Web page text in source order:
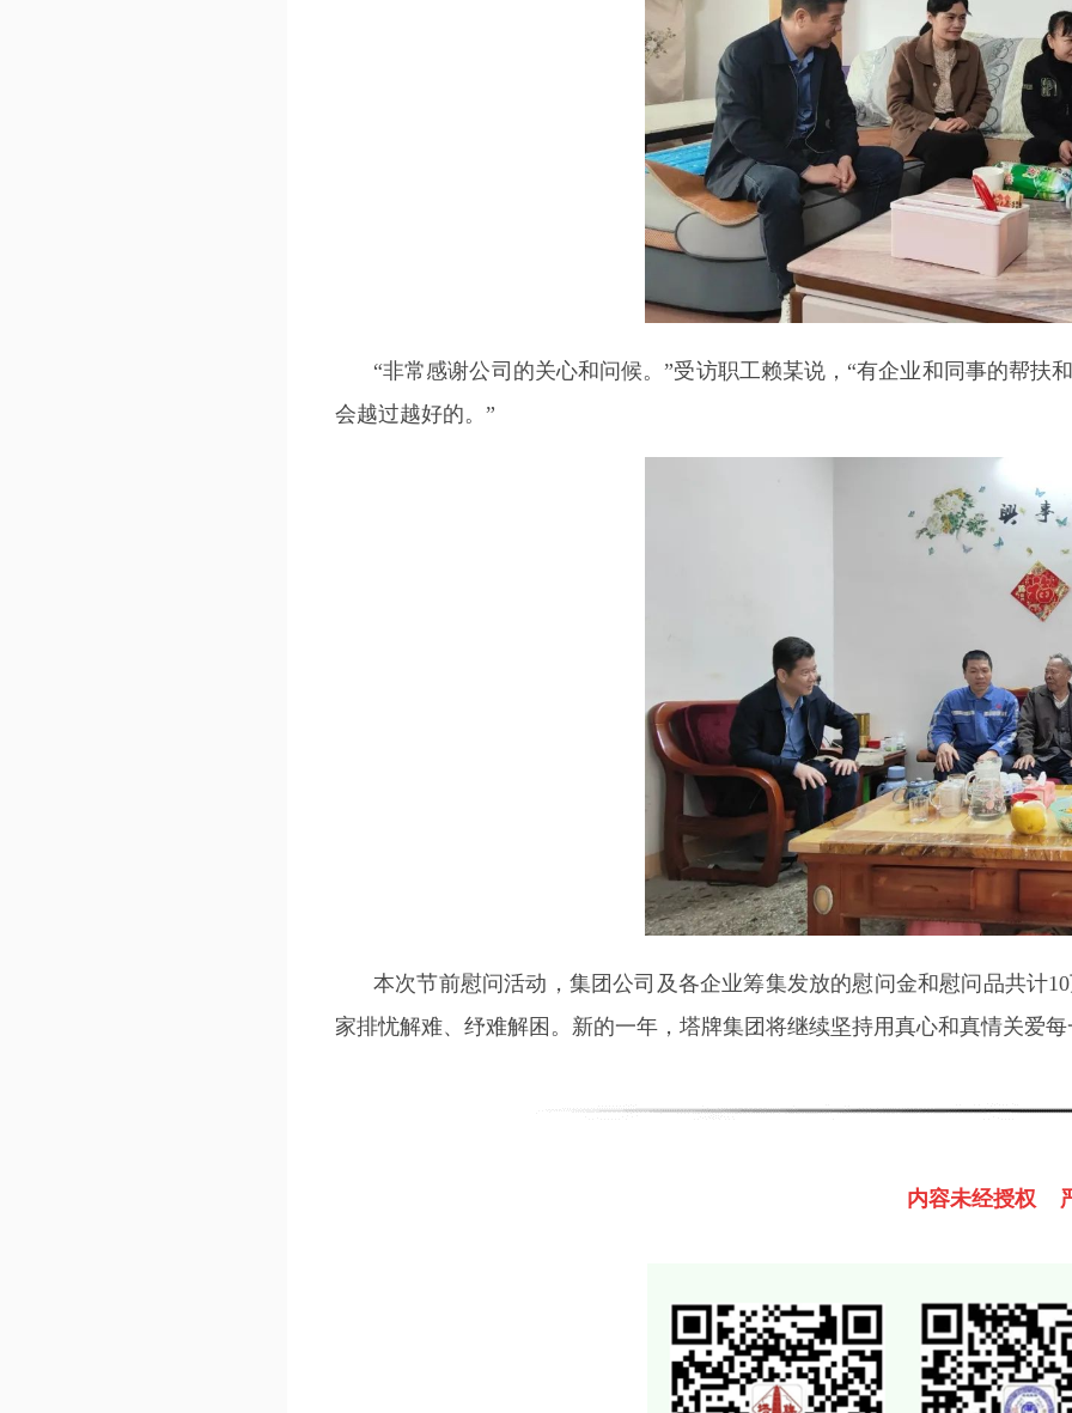
“非常感谢公司的关心和问候。”受访职工赖某说，“有企业和同事的帮
会越过越好的。”
本次节前慰问活动， 集团公司及各企业筹集发放的慰问金和慰问品共计
家排忧解难、纾难解困。 新的一年，塔牌集团将继续坚持用真心和真情关爱
内容未经授权